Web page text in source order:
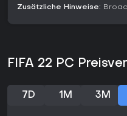
Zusätzliche Hinweise:
FIFA 22 PC
7D 1M 3M